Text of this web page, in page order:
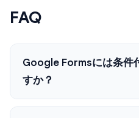
FAQ
Google Formsには条件
すか？